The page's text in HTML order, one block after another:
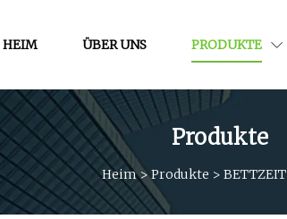
HEIM ÜBER UNS PRODUKTE
Produkte
Heim>Produkte > BETTZEIT